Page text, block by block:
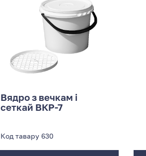
Вядро з вечкам і
сеткай ВКР-7
Код тавару 630